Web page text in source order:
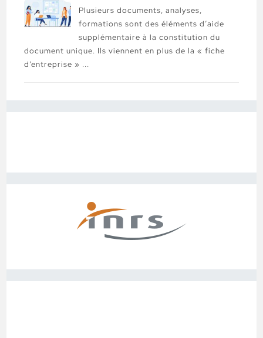
Plusieurs documents, analyses,
formations sont des éléments d’aide
supplémentaire à la constitution du
document unique. Ils viennent en plus de la « fiche
d’entreprise » ...